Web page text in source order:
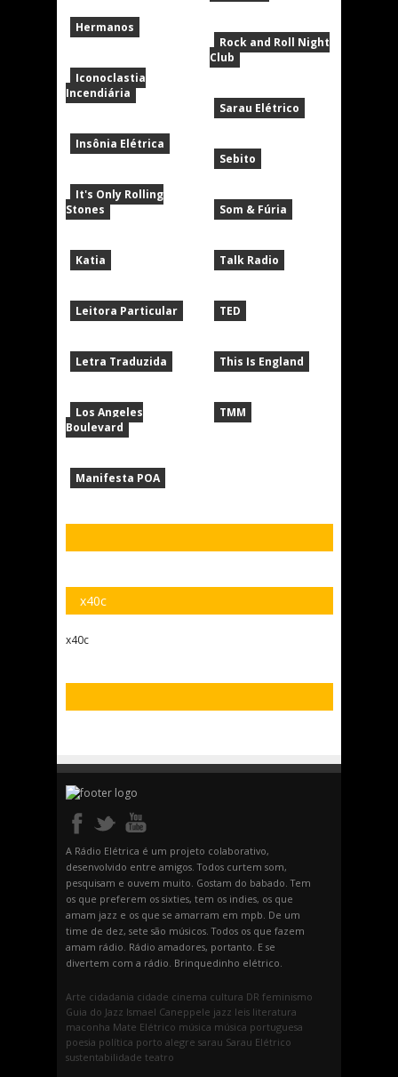
Hermanos
Iconoclastia
Incendiária
Insônia Elétrica
It's Only Rolling
Stones
Katia
Leitora Particular
Letra Traduzida
Los Angeles
Boulevard
Manifesta POA
Rock and Roll Night
Club
Sarau Elétrico
Sebito
Som & Fúria
Talk Radio
TED
This Is England
TMM
x40c
x40c
A Rádio Elétrica é um projeto colaborativo,
desenvolvido entre amigos. Todos curtem som,
pesquisam e ouvem muito. Gostam do babado. Tem
os que preferem os sixties, tem os indies, os que
amam jazz e os que se amarram em mpb. De um
time de dez, sete são músicos. Todos os que fazem
amam rádio. Rádio amadores, portanto. E se
divertem com a rádio. Brinquedinho elétrico.
Arte cidadania cidade cinema cultura DR feminismo
Guia do Jazz Ismael Caneppele jazz leis literatura
maconha Mate Elétrico música música portuguesa
poesia política porto alegre sarau Sarau Elétrico
sustentabilidade teatro